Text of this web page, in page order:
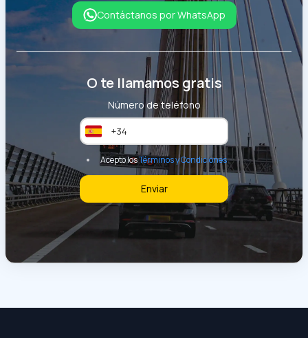
Contáctanos por WhatsApp
O te llamamos gratis
Número de teléfono
Acepto losTérminos y Condiciones
Enviar